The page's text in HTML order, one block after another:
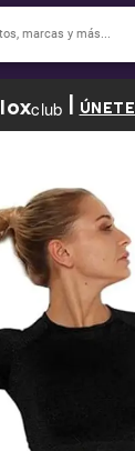
en línea.
Inicio
Soy nuevo
de Recompensas
Romper el Precio
club ÚNETE